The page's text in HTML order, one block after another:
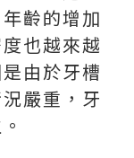
齡的增加
也越來越
由於牙槽
嚴重，牙